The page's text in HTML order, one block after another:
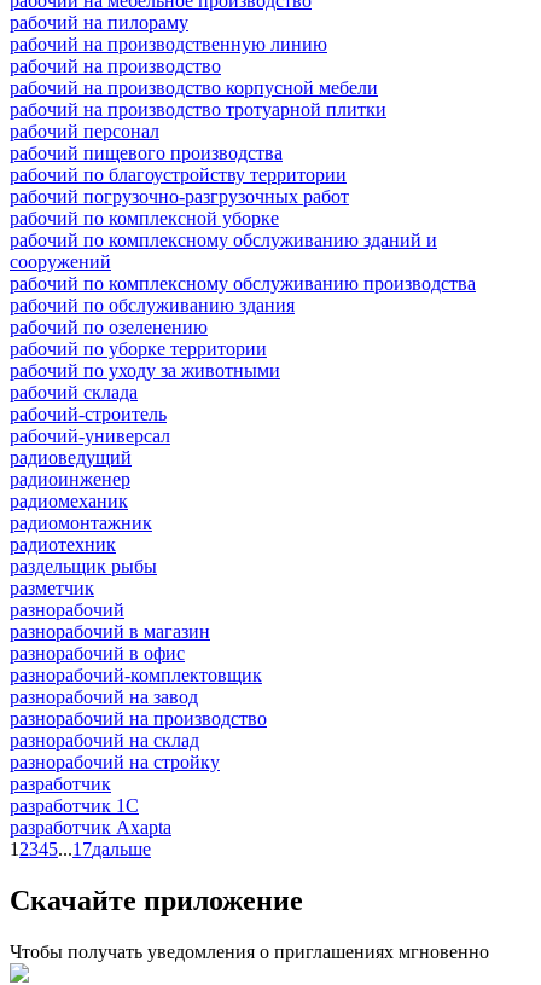
рабочий на пилораму
рабочий на производственную линию
рабочий на производство
рабочий на производство корпусной мебели
рабочий на производство тротуарной плитки
рабочий персонал
рабочий пищевого производства
рабочий по благоустройству территории
рабочий погрузочно-разгрузочных работ
рабочий по комплексной уборке
рабочий по комплексному обслуживанию зданий и
сооружений
рабочий по комплексному обслуживанию производства
рабочий по обслуживанию здания
рабочий по озеленению
рабочий по уборке территории
рабочий по уходу за животными
рабочий склада
рабочий-строитель
рабочий-универсал
радиоведущий
радиоинженер
радиомеханик
радиомонтажник
радиотехник
раздельщик рыбы
разметчик
разнорабочий
разнорабочий в магазин
разнорабочий в офис
разнорабочий-комплектовщик
разнорабочий на завод
разнорабочий на производство
разнорабочий на склад
разнорабочий на стройку
разработчик
разработчик 1C
разработчик Axapta
1 2345...17дальше
Скачайте приложение
Чтобы получать уведомления о приглашениях мгновенно